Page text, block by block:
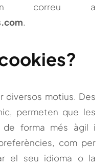
correu a
.
diversos motius. Des
permeten que les
de forma més àgil i
com per
el seu idioma o la